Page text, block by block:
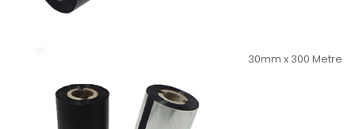
30mm x 300 Metre